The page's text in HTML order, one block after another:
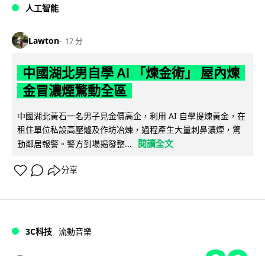
人工智能
Lawton 17 分
中國湖北男自學 AI 「煉金術」 屋內煉
金冒濃煙驚動全區
中國湖北黃石一名男子見金價高企，利用 AI 自學提煉黃金，在
租住單位私設高壓爐及作坊冶煉，過程產生大量刺鼻濃煙，驚
動鄰居報警。警方到場揭發整...
閱讀全文
分享
3C科技 流動音樂